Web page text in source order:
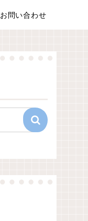
お問い合わせ